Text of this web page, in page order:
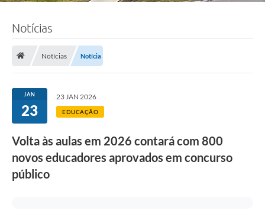
Notícias
Notícias Notícia
JAN
23
23 JAN 2026
EDUCAÇÃO
Volta às aulas em 2026 contará com 800
novos educadores aprovados em concurso
público
S
o
u